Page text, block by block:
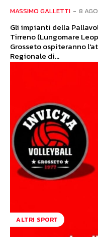
MASSIMO GALLETTI - 8
Gli impianti della
Tirreno (Lungomare
Grosseto ospiteranno
Regionale di...
ALTRI SPORT